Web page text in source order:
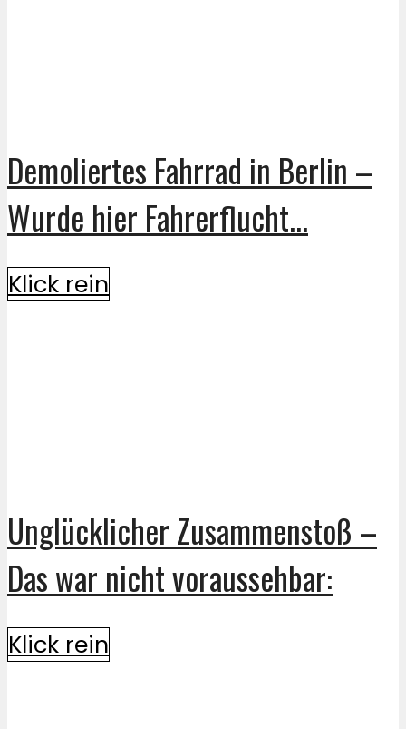
Demoliertes Fahrrad in Berlin –
Wurde hier Fahrerflucht...
Klick rein
Unglücklicher Zusammenstoß –
Das war nicht voraussehbar:
Klick rein